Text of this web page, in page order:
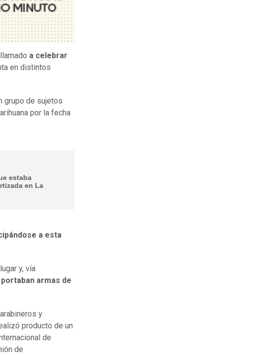
a celebrar
en distintos
grupo de sujetos
por la fecha
estaba
en La
a esta
y, vía
portaban armas de
y
producto de un
de
de